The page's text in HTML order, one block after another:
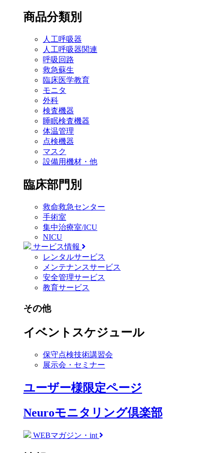
商品分類別
人工呼吸器
人工呼吸器関連
呼吸回路
救急蘇生
臨床医学教育
モニタ
外科
検査機器
睡眠検査機器
体温管理
点検機器
マスク
設備用機材・他
臨床部門別
救命救急センター
手術室
集中治療室/ICU
NICU
サービス情報
レンタルサービス
メンテナンスサービス
安全管理サービス
教育サービス
その他
イベントスケジュール
保守点検技術講習会
展示会・セミナー
ユーザー様限定ページ
Neuroモニタリング倶楽部
WEBマガジン・int